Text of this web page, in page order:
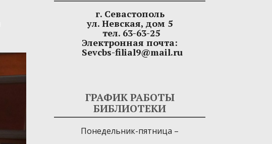
г. Севастополь
ул. Невская, дом 5
тел. 63-63-25
Электронная почта:
Sevcbs-filial9@mail.ru
ГРАФИК РАБОТЫ
БИБЛИОТЕКИ
Понедельник-пятница –